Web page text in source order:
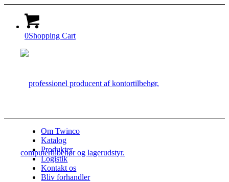
0Shopping Cart
Om Twinco
Katalog
Produkter
Logistik
Kontakt os
Bliv forhandler